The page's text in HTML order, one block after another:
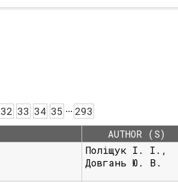
32 33 34 35 ... 293
AUTHOR (S)
Поліщук І. І.,
Довгань Ю. В.